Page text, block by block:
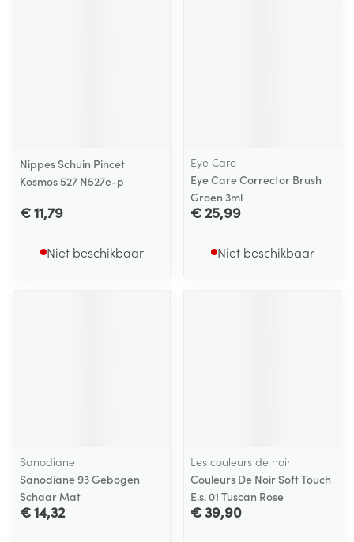
Nippes Schuin Pincet
Kosmos 527 N527e-p
€ 11,79
Niet beschikbaar
Eye Care
Eye Care Corrector Brush
Groen 3ml
€ 25,99
Niet beschikbaar
Sanodiane
Sanodiane 93 Gebogen
Schaar Mat
€ 14,32
Les couleurs de noir
Couleurs De Noir Soft Touch
E.s. 01 Tuscan Rose
€ 39,90